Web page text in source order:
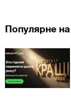
Популярне на